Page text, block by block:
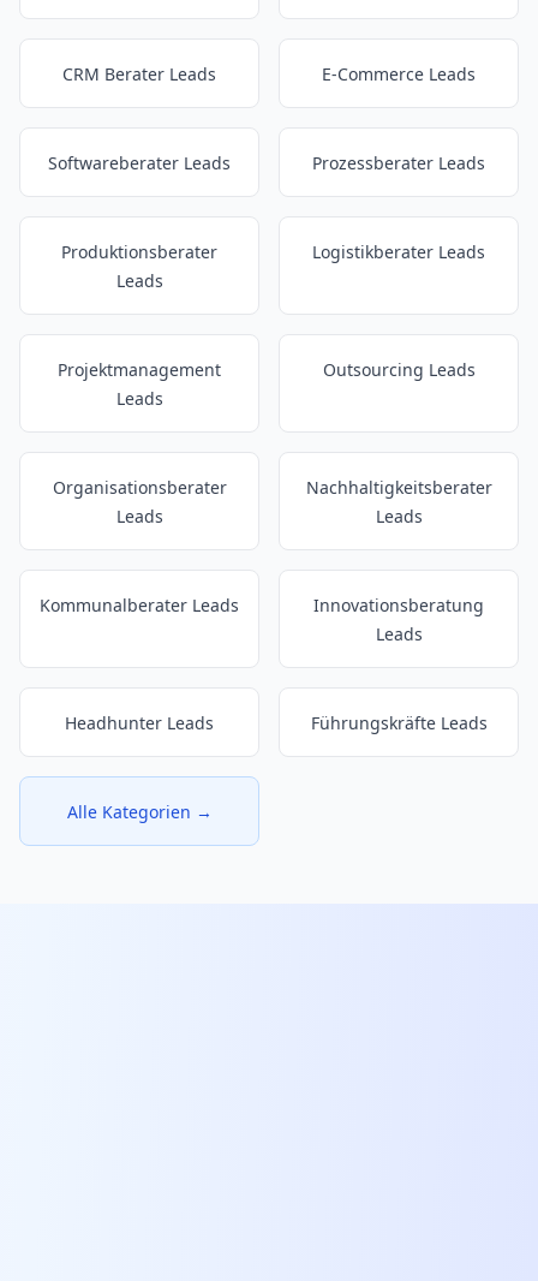
CRM Berater Leads E-Commerce Leads
Softwareberater Leads Prozessberater Leads
Produktionsberater
Leads
Logistikberater Leads
Projektmanagement
Leads
Outsourcing Leads
Organisationsberater
Leads
Nachhaltigkeitsberater
Leads
Kommunalberater Leads
Innovationsberatung
Leads
Headhunter Leads Führungskräfte Leads
Alle Kategorien →